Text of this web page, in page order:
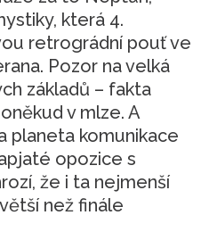
která 4.
retrográdní pouť ve
Pozor na velká
základů – fakta
v mlze. A
planeta komunikace
opozice s
že i ta nejmenší
než finále